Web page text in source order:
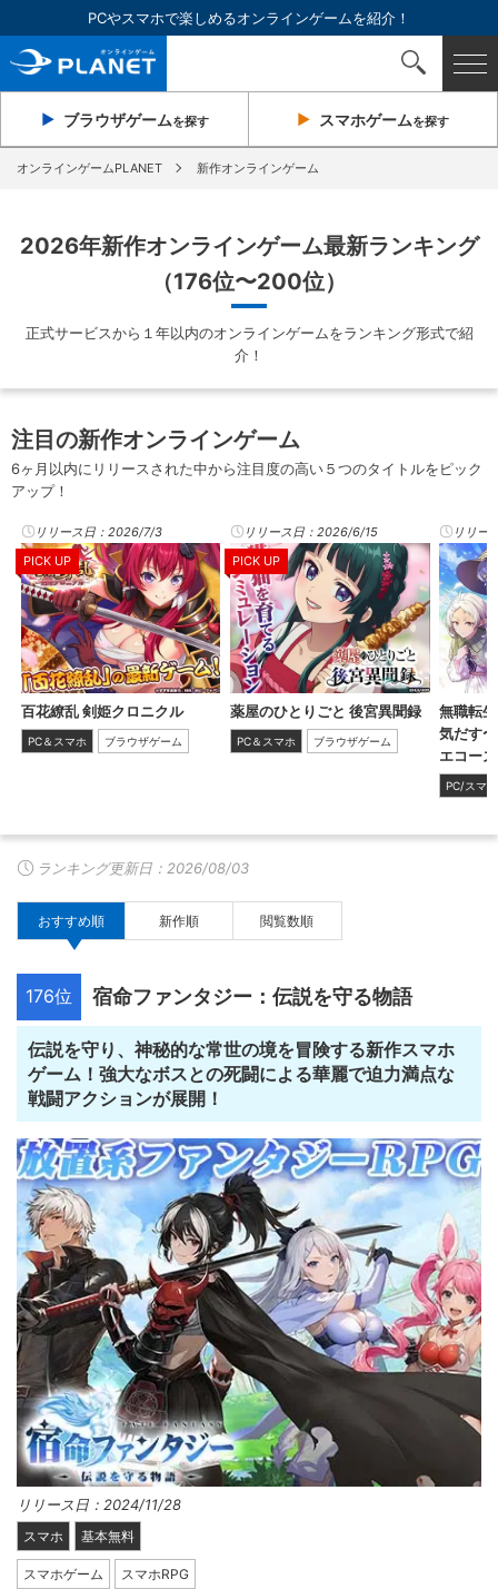
PCやスマホで楽しめるオンラインゲームを紹介！
ブラウザゲームを探す スマホゲームを探す
オンラインゲームPLANET 新作オンラインゲーム
2026年新作オンラインゲーム最新ランキング
（176位〜200位）
正式サービスから１年以内のオンラインゲームをランキング形式で紹
介！
注目の新作オンラインゲーム
6ヶ月以内にリリースされた中から注目度の高い５つのタイトルをピック
アップ！
リリース日：2026/7/3
PICK UP
百花繚乱 剣姫クロニクル
PC＆スマホ ブラウザゲーム
リリース日：2026/6/15
PICK UP
薬屋のひとりごと 後宮異聞録
PC＆スマホ ブラウザゲーム
リリー
無職転
気だす
エコーズ
PC/スマホ
ランキング更新日： 2026/08/03
おすすめ順 新作順 閲覧数順
176位 宿命ファンタジー：伝説を守る物語
伝説を守り、神秘的な常世の境を冒険する新作スマホ
ゲーム！強大なボスとの死闘による華麗で迫力満点な
戦闘アクションが展開！
リリース日：2024/11/28
スマホ 基本無料
スマホゲーム スマホRPG